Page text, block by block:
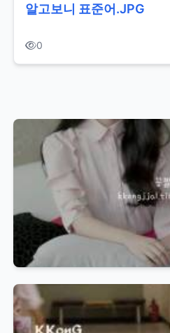
알고보니 표준어.JPG
0